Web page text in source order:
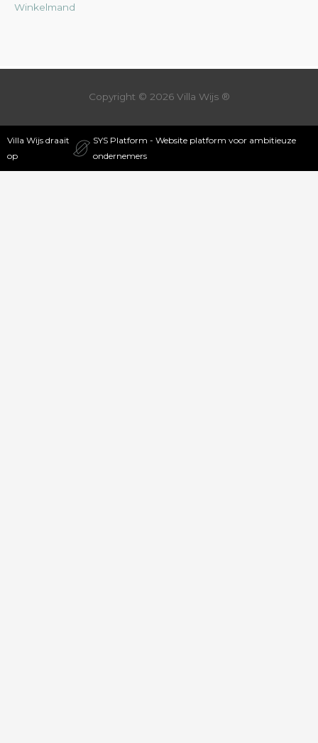
Winkelmand
Copyright © 2026 Villa Wijs®
Villa Wijs draait
op
SYS Platform - Website platform voor ambitieuze
ondernemers